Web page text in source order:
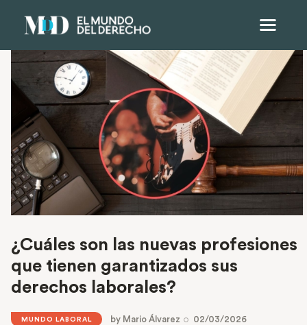
¿Cuáles son las nuevas profesiones
que tienen garantizados sus
derechos laborales?
MUNDO LABORAL by Mario Álvarez 02/03/2026